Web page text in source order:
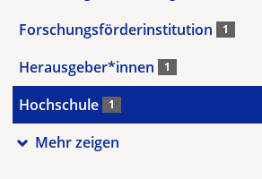
Forschungsförderinstitution 1
Herausgeber*innen 1
Hochschule 1
Mehr zeigen